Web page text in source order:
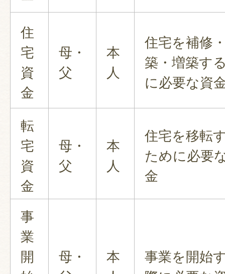
住
宅
資
金
母・
父
本
人
住宅を補修
築・増築す
に必要な資
転
宅
資
金
母・
父
本
人
住宅を移転
ために必要
金
事
業
開
母・
本
事業を開始